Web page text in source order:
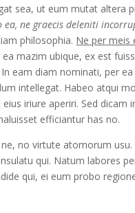
sea, ut eum mutat altera
ne graecis deleniti
philosophia. Ne per meis
mazim ubique, ex est
eam diam nominati, per
intellegat. Habeo atqui
iriure aperiri. Sed
efficiantur has no.
no virtute atomorum usu.
qui. Natum labores
qui, ei eum probo